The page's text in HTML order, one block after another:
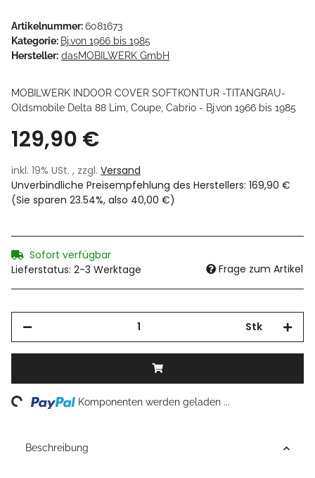
Artikelnummer:6081673
Kategorie: Bj.von 1966 bis 1985
Hersteller: dasMOBILWERK GmbH
MOBILWERK INDOOR COVER SOFTKONTUR -TITANGRAU-
Oldsmobile Delta 88 Lim, Coupe, Cabrio - Bj.von 1966 bis 1985
129,90 €
inkl. 19% USt. , zzgl. Versand
Unverbindliche Preisempfehlung des Herstellers: 169,90 €
(Sie sparen 23.54%, also 40,00 €)
Sofort verfügbar
Lieferstatus: 2-3 Werktage
Frage zum Artikel
Stk
Loading... Komponenten werden geladen ...
Beschreibung